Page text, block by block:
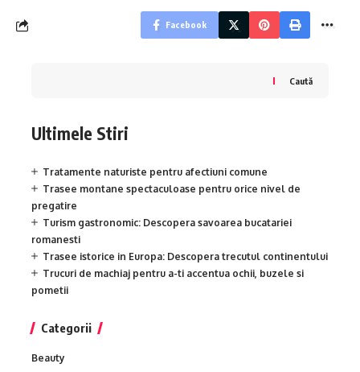
Facebook
Caută
Ultimele Stiri
Tratamente naturiste pentru afectiuni comune
Trasee montane spectaculoase pentru orice nivel de
pregatire
Turism gastronomic: Descopera savoarea bucatariei
romanesti
Trasee istorice in Europa: Descopera trecutul continentului
Trucuri de machiaj pentru a-ti accentua ochii, buzele si
pometii
Categorii
Beauty